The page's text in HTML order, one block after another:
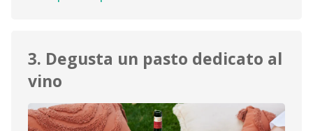
3. Degusta un pasto dedicato al
vino